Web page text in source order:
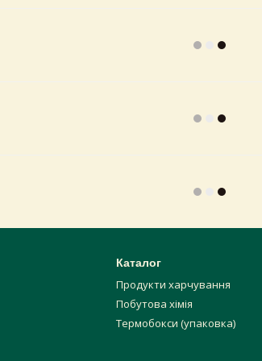
Каталог
Продукти харчування
Побутова хімія
Термобокси (упаковка)